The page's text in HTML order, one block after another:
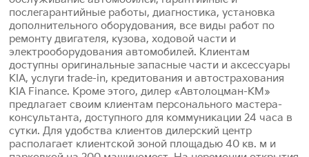
послегарантийные работы, диагностика, установка
дополнительного оборудования, все виды работ по
ремонту двигателя, кузова, ходовой части и
электрооборудования автомобилей. Клиентам
доступны оригинальные запасные части и аксессуары
KIA, услуги trade-in, кредитования и автострахования
KIA Finance. Кроме этого, дилер «Автолоцман-КМ»
предлагает своим клиентам персонального мастера-
консультанта, доступного для коммуникации 24 часа в
сутки. Для удобства клиентов дилерский центр
располагает клиентской зоной площадью 40 кв. м и